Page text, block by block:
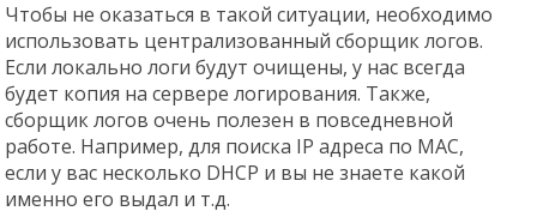
Чтобы не оказаться в такой ситуации, необходимо
использовать централизованный сборщик логов.
Если локально логи будут очищены, у нас всегда
будет копия на сервере логирования. Также,
сборщик логов очень полезен в повседневной
работе. Например, для поиска IP адреса по MAC,
если у вас несколько DHCP и вы не знаете какой
именно его выдал и т.д.